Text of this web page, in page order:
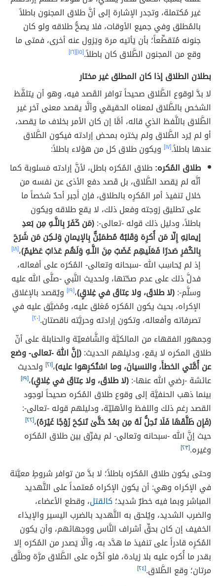
غير مُكتملة، وتجدر الإشارة إلى أنَّ طلاق المجنون باطلاً
بالمُطلق وفي جميع الأوقات، فلا يصحُّ طلاقه ولو كان
جنونه مُتقطِّعاً؛ بأن يَأتيه مرة ويَزول عنه أخرى، فمتى ما
وقع من المجنون الطَّلاق كان باطلاً.[١٥] [١٦]
بطلان الطلاق إذا كان المطلق غير مختار
لا بدَّ لوقوع الطَّلاق صحيحاً توافر القَصد فيه، وهو أن يتلفَّظ
الشخص بالطَّلاق لمعناه الحقيقي وألَّا يقصد معنى آخر غير
الطَّلاق باللَّفظ الذي قاله، أمَّا إن كان الأمر بخلاف ما يَقصد،
أو لم يُرد الطَّلاق ولم يختره بمحض إرادته فيكون الطَّلاق
عندها باطلاً.[١٧]
ويكون طلاق كل من هؤلاء باطلاً:
طلاق المُكره:طلاق المُكرَه باطل، لأنَّ إرادته مَسلوبة كما
أنَّه لم يَقصد الطَّلاق، بل قَصد دفع الأذى عن نفسه من
خلال تنفيذ أمر المُكرِه بالطلاق، فإن أَجبر أحدٌ شخصاً ما
على تطليق زوجته وفعل ذلك، لا يقع طلاقه ويكون
باطلاً، ودليل ذلك قوله -تعالى-:(مَن كَفَرَ بِاللَّـهِ مِن بَعدِ
إيمانِهِ إِلّا مَن أُكرِهَ وَقَلبُهُ مُطمَئِنٌّ بِالإيمانِ وَلـكِن مَن شَرَحَ
بِالكُفرِ صَدرًا فَعَلَيهِم غَضَبٌ مِنَ اللَّـهِ وَلَهُم عَذابٌ عَظيمٌ)،[١٨]
إذ لم يُحاسِب الله -سبحانه وتعالى- المُكرَه على أفعاله،
فدلَّ ذلك على عدم صحّتها، ولحديث النَّبي -صلَّى الله عليه
وسلَّم-:(لا طلاقَ، ولا عِتاقَ في غِلاقٍ)،[١٩] ويُقصد بالإغلاق
الإكراه، بحيث يكون المُكرَه مُغلق عليه، ومُضيَّق عليه في
تصرفاته وأفعاله، وتكون إرادته وحريَّته ناقصتان.[٢٠]
وجمهور الفقهاء من المالكيَّة والشَّافعيّة والحنابلة على أنّ
طلاق المكره لا يقع، ودليلهم الحديث:(إنَّ اللهَ -تعالى- وضع
عن أُمَّتي الخطأَ، والنسيانَ، وما اسْتُكرِهوا عليه)،[٢١]
ولحديث
عائشة -رضي الله عنها-:(لا طلاقَ، ولا عِتاقَ في غِلاقٍ)،[١٩]
بينما ذهب الحنفيَّة إلى وقوع طلاق المُكره صحيحاً لوجود
القصد رغم ذلك واللفظ والأهليّة، ودليلهم قوله -تعالى-:
(فَإِن طَلَّقَهَا فَلَا تَحِلُّ لَهُ مِن بَعْدُ حَتَّىٰ تَنكِحَ زَوْجًا غَيْرَهُ)،[٢٢]
حيث إنَّ الله -سبحانه وتعالى- لم يفرِّق بين طلاق المُكرَه
وغيره.[٢٣]
وحتى يكون طلاق المُكرَه باطلاً؛ لا بدَّ من توافر شروطٍ معيَّنة
في الإكراه وهي: أن يكون الإكراه مُعتمداً على التَّهديد
المباشر وبما فيه خطرٌ شديد؛ كالقتل، وقطع الأعضاء،
والضرب الشديد، ويُلحق به التَّهديد بالضرب اليسير والإيذاء
الخفيف إن كان بحقِّ أشراف النَّاس ووجهائهم، وأن يكون
المُكرِه قادراً على تنفيذ ما هدَّد به، وألَّا يَصدر من المُكرَه إلا
بقدر ما أُكره عليه بلا زيادة، فلو أكُره على الطَّلاق مرَّة وطلَّق
مرتان؛ وقع الطَّلاق.[٢٤]